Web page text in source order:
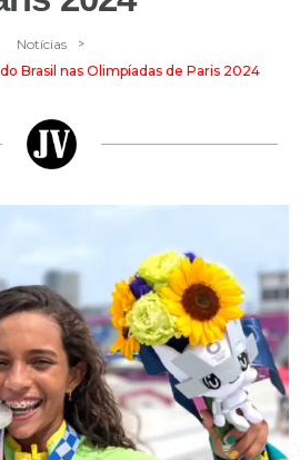
Notícias >
Brasil nas Olimpíadas de Paris 2024